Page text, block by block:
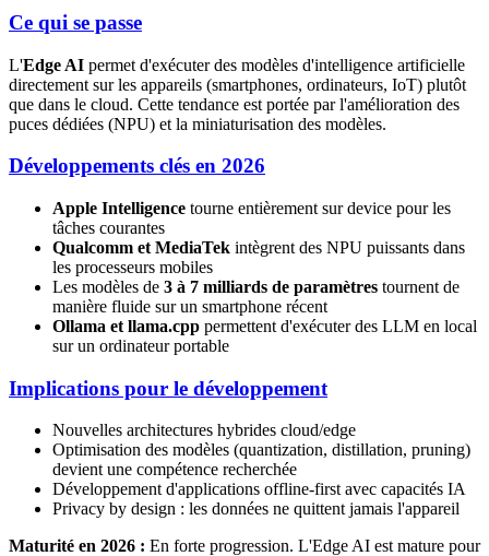
Ce qui se passe
L'Edge AI permet d'exécuter des modèles d'intelligence artificielle
directement sur les appareils (smartphones, ordinateurs, IoT) plutôt
que dans le cloud. Cette tendance est portée par l'amélioration des
puces dédiées (NPU) et la miniaturisation des modèles.
Développements clés en 2026
Apple Intelligence tourne entièrement sur device pour les
tâches courantes
Qualcomm et MediaTek intègrent des NPU puissants dans
les processeurs mobiles
Les modèles de 3 à 7 milliards de paramètres tournent de
manière fluide sur un smartphone récent
Ollama et llama.cpp permettent d'exécuter des LLM en local
sur un ordinateur portable
Implications pour le développement
Nouvelles architectures hybrides cloud/edge
Optimisation des modèles (quantization, distillation, pruning)
devient une compétence recherchée
Développement d'applications offline-first avec capacités IA
Privacy by design : les données ne quittent jamais l'appareil
Maturité en 2026 : En forte progression. L'Edge AI est mature pour